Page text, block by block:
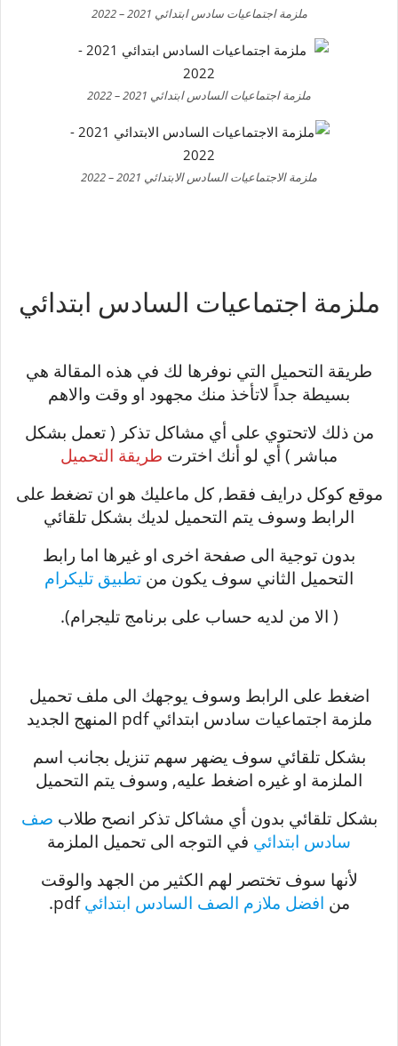
ملزمة اجتماعيات سادس ابتدائي 2021 – 2022
ملزمة اجتماعيات السادس ابتدائي 2021 – 2022
ملزمة الاجتماعيات السادس الابتدائي 2021 – 2022
ملزمة اجتماعيات السادس ابتدائي
طريقة التحميل التي نوفرها لك في هذه المقالة هي
بسيطة جداً لاتأخذ منك مجهود او وقت والاهم
من ذلك لاتحتوي على أي مشاكل تذكر ( تعمل بشكل
مباشر ) أي لو أنك اخترت طريقة التحميل
موقع كوكل درايف فقط, كل ماعليك هو ان تضغط على
الرابط وسوف يتم التحميل لديك بشكل تلقائي
بدون توجية الى صفحة اخرى او غيرها اما رابط
التحميل الثاني سوف يكون من تطبيق تليكرام
( الا من لديه حساب على برنامج تليجرام).
اضغط على الرابط وسوف يوجهك الى ملف تحميل
ملزمة اجتماعيات سادس ابتدائي pdf المنهج الجديد
بشكل تلقائي سوف يضهر سهم تنزيل بجانب اسم
الملزمة او غيره اضغط عليه, وسوف يتم التحميل
بشكل تلقائي بدون أي مشاكل تذكر انصح طلاب صف
سادس ابتدائي في التوجه الى تحميل الملزمة
لأنها سوف تختصر لهم الكثير من الجهد والوقت
من افضل ملازم الصف السادس ابتدائيpdf.